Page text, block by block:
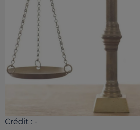
Crédit : -